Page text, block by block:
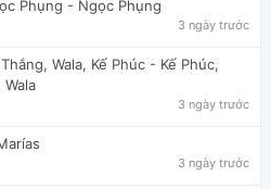
Phụng - Ngọc Phụng
3 ngày trước
Wala, Kế Phúc - Kế Phúc,
3 ngày trước
3 ngày trước